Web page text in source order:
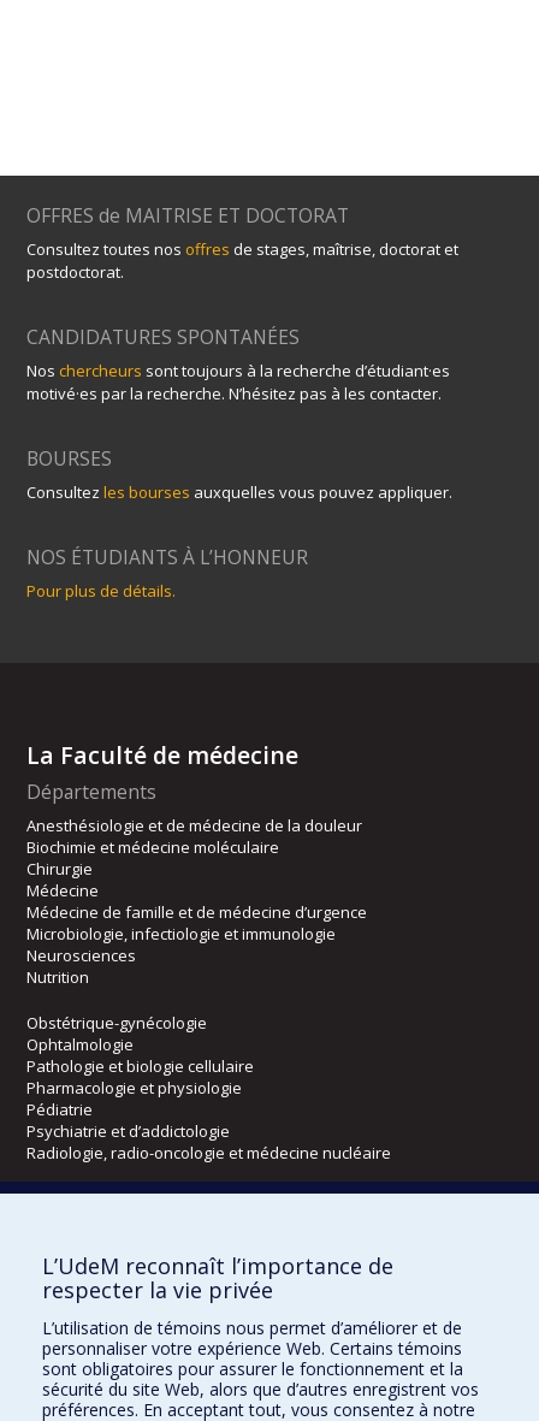
OFFRES de MAITRISE ET DOCTORAT
Consultez toutes nos offres de stages, maîtrise, doctorat et
postdoctorat.
CANDIDATURES SPONTANÉES
Noschercheurs sont toujours à la recherche d’étudiant·es
motivé·es par la recherche. N’hésitez pas à les contacter.
BOURSES
Consultezles bourses auxquelles vous pouvez appliquer.
NOS ÉTUDIANTS À L’HONNEUR
Pour plus de détails.
La Faculté de médecine
Départements
Anesthésiologie et de médecine de la douleur
Biochimie et médecine moléculaire
Chirurgie
Médecine
Médecine de famille et de médecine d’urgence
Microbiologie, infectiologie et immunologie
Neurosciences
Nutrition
Obstétrique-gynécologie
Ophtalmologie
Pathologie et biologie cellulaire
Pharmacologie et physiologie
Pédiatrie
Psychiatrie et d’addictologie
Radiologie, radio-oncologie et médecine nucléaire
Kinésiologie et des sciences de l’activité physique
Orthophonie et audiologie
Directions
DPC
L’UdeM reconnaît l’importance de
respecter la vie privée
L’utilisation de témoins nous permet d’améliorer et de
personnaliser votre expérience Web. Certains témoins
sont obligatoires pour assurer le fonctionnement et la
sécurité du site Web, alors que d’autres enregistrent vos
préférences. En acceptant tout, vous consentez à notre